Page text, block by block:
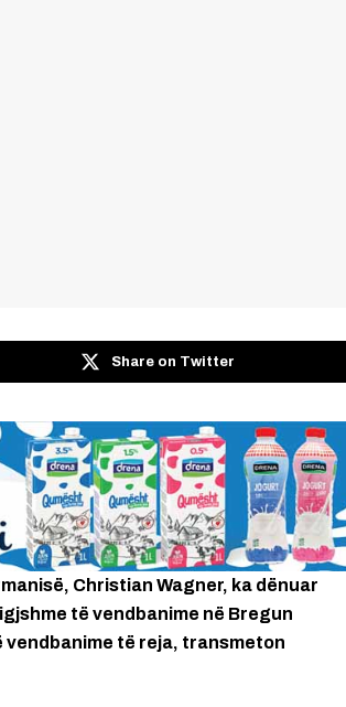
Share on Twitter
Christian Wagner, ka dënuar
të vendbanime në Bregun
vendbanime të reja, transmeton